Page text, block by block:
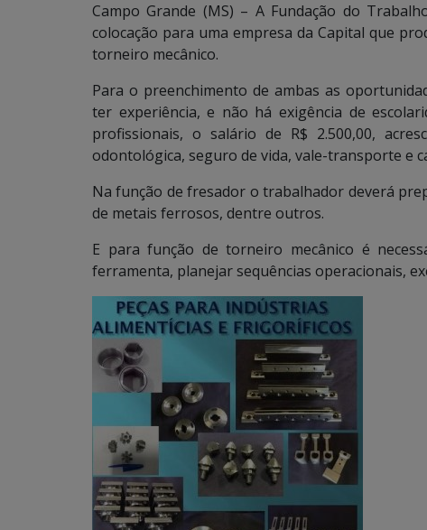
Campo Grande (MS) – A Fundação do
colocação para uma empresa da Capital que
torneiro mecânico.
Para o preenchimento de ambas as
ter experiência, e não há exigência de
profissionais, o salário de R$ 2.500,00,
odontológica, seguro de vida, vale-transporte e
Na função de fresador o trabalhador deverá
de metais ferrosos, dentre outros.
E para função de torneiro mecânico é
ferramenta, planejar sequências operacionais,